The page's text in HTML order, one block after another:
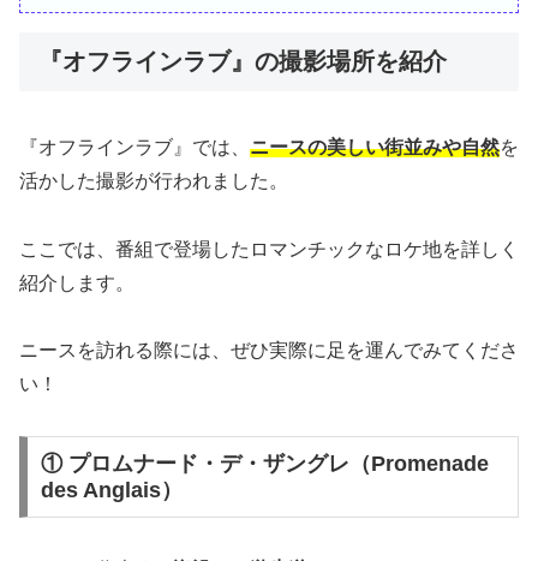
『オフラインラブ』の撮影場所を紹介
『オフラインラブ』では、 ニースの美しい街並みや自然を
活かした撮影が行われました。
ここでは、番組で登場したロマンチックなロケ地を詳しく
紹介します。
ニースを訪れる際には、ぜひ実際に足を運んでみてくださ
い！
① プロムナード・デ・ザングレ（Promenade
des Anglais）